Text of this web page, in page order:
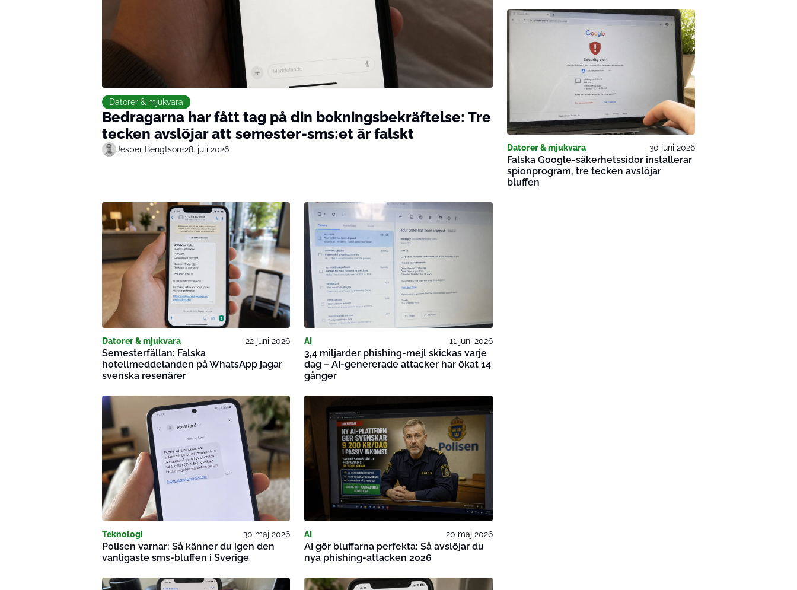
Datorer & mjukvara
Bedragarna har fått tag på din bokningsbekräftelse: Tre
tecken avslöjar att semester-sms:et är falskt
Jesper Bengtson•28. juli 2026 Datorer & mjukvara 30 juni 2026
Falska Google-säkerhetssidor installerar
spionprogram, tre tecken avslöjar
bluffen
Datorer & mjukvara 22 juni 2026
Semesterfällan: Falska
hotellmeddelanden på WhatsApp jagar
svenska resenärer
AI 11 juni 2026
3,4 miljarder phishing-mejl skickas varje
dag – AI-genererade attacker har ökat 14
gånger
Teknologi 30 maj 2026
Polisen varnar: Så känner du igen den
vanligaste sms-bluffen i Sverige
AI 20 maj 2026
AI gör bluffarna perfekta: Så avslöjar du
nya phishing-attacken 2026